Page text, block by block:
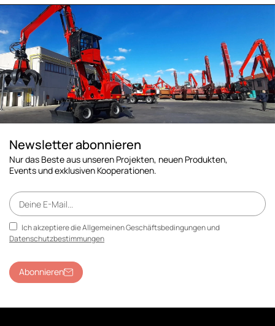
Newsletter abonnieren
Nur das Beste aus unseren Projekten, neuen Produkten,
Events und exklusiven Kooperationen.
Ich akzeptiere die Allgemeinen Geschäftsbedingungen und
Datenschutzbestimmungen
Abonnieren